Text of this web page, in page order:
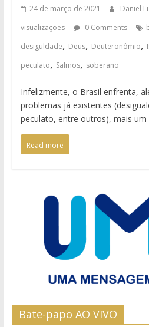
24 de março de 2021 Daniel
visualizações
0 Comments
desiguldade, Deus, Deuteronômio,
peculato, Salmos, soberano
Infelizmente, o Brasil enfrenta,
problemas já existentes
peculato, entre outros), mais
Read more
Bate-papo AO VIVO